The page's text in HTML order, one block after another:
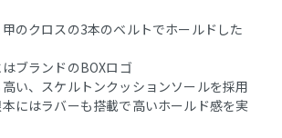
のクロスの3本のベルトでホールドした
ブランドのBOXロゴ
い、スケルトンクッションソールを採用
本にはラバーも搭載で高いホールド感を実